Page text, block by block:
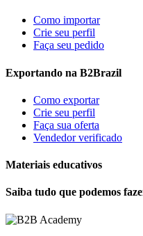
Como importar
Crie seu perfil
Faça seu pedido
Exportando na B2Brazil
Como exportar
Crie seu perfil
Faça sua oferta
Vendedor verificado
Materiais educativos
Saiba tudo que podemos